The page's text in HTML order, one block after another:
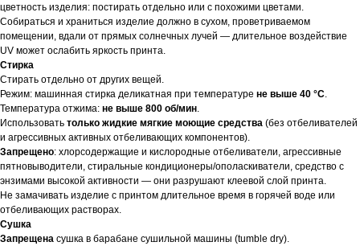
цветность изделия: постирать отдельно или с похожими цветами.
Собираться и храниться изделие должно в сухом, проветриваемом
помещении, вдали от прямых солнечных лучей — длительное воздействие
UV может ослабить яркость принта.
Стирка
Стирать отдельно от других вещей.
Режим: машинная стирка деликатная при температуре не выше 40 °C.
Температура отжима: не выше 800 об/мин.
Использовать только жидкие мягкие моющие средства (без отбеливателей
и агрессивных активных отбеливающих компонентов).
Запрещено: хлорсодержащие и кислородные отбеливатели, агрессивные
пятновыводители, стиральные кондиционеры/ополаскиватели, средство с
энзимами высокой активности — они разрушают клеевой слой принта.
Не замачивать изделие с принтом длительное время в горячей воде или
отбеливающих растворах.
Сушка
Запрещена сушка в барабане сушильной машины (tumble dry).